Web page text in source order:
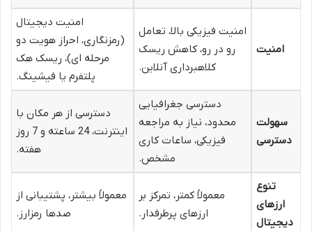
امنیت
امنیت فیزیکی بالا، تعامل
رو در رو، کاهش ریسک
کلاهبرداری آنلاین.
امنیت دیجیتال
(رمزنگاری، احراز هویت دو
مرحله ای)، ریسک هک
پلتفرم یا فیشینگ.
سهولت
دسترسی
دسترسی جغرافیایی
محدود، نیاز به مراجعه
فیزیکی، ساعات کاری
مشخص.
دسترسی از هر مکان با
اینترنت، 24 ساعته و 7 روز
هفته.
تنوع
ارزهای
دیجیتال
معمولاً کمتر، تمرکز بر
ارزهای پرطرفدار.
معمولاً بیشتر، پشتیبانی از
صدها رمزارز.